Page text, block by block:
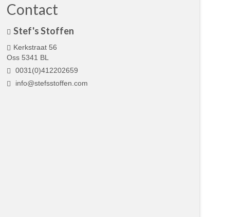
Contact
Stef's Stoffen
Kerkstraat 56
Oss 5341 BL
0031(0)412202659
info@stefsstoffen.com